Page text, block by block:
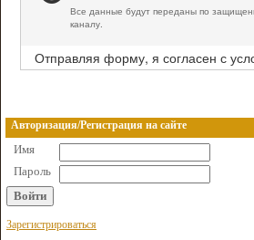
Все данные будут переданы по
каналу.
Отправляя форму, я согласен с
Авторизация/Регистрация на сайте
Имя
Пароль
Зарегистрироваться